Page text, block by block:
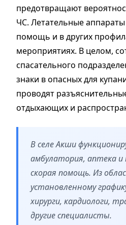
предотвращают
ЧС. Летательные
помощь и в других
мероприятиях. В целом,
спасательного
знаки в опасных для
проводят
отдыхающих и
В селе Акши
амбулатория, аптека и
скорая помощь. Из
установленному
хирурги, кардиологи,
другие специалисты.